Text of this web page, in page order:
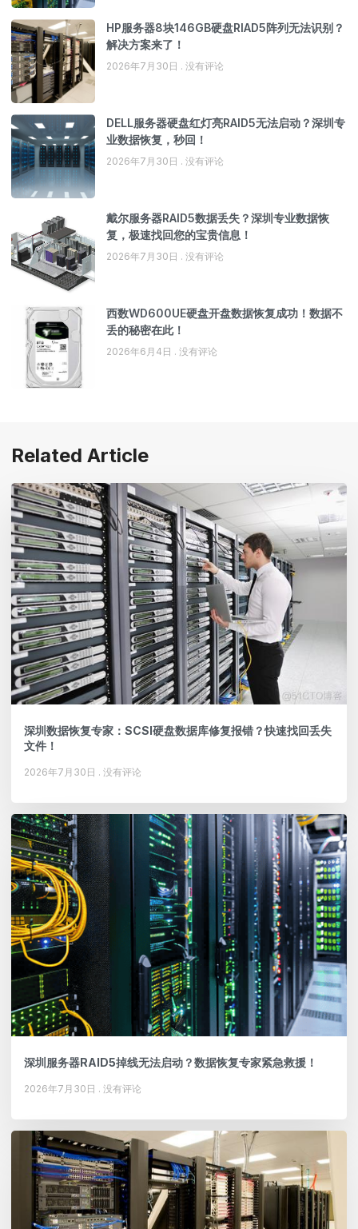
HP服务器8块146GB硬盘RIAD5阵列无法识别？
解决方案来了！
2026年7月30日 没有评论
DELL服务器硬盘红灯亮RAID5无法启动？深圳专
业数据恢复，秒回！
2026年7月30日 没有评论
戴尔服务器RAID5数据丢失？深圳专业数据恢
复，极速找回您的宝贵信息！
2026年7月30日 没有评论
西数WD600UE硬盘开盘数据恢复成功！数据不
丢的秘密在此！
2026年6月4日 没有评论
Related Article
深圳数据恢复专家：SCSI硬盘数据库修复报错？快速找回丢失
文件！
2026年7月30日 没有评论
深圳服务器RAID5掉线无法启动？数据恢复专家紧急救援！
2026年7月30日 没有评论